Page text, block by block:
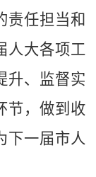
责任担当和
人大各项工
升、监督实
节，做到收
下一届市人